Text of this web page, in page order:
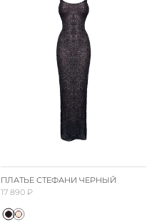
ПЛАТЬЕ СТЕФАНИ ЧЕРНЫЙ
17 890 ₽